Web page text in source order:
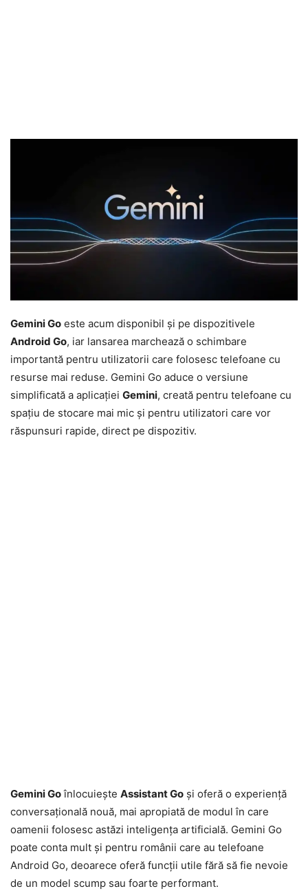
Gemini Go este acum disponibil și pe dispozitivele
Android Go, iar lansarea marchează o schimbare
importantă pentru utilizatorii care folosesc telefoane cu
resurse mai reduse. Gemini Go aduce o versiune
simplificată a aplicației Gemini, creată pentru telefoane cu
spațiu de stocare mai mic și pentru utilizatori care vor
răspunsuri rapide, direct pe dispozitiv.
Gemini Goînlocuiește Assistant Go și oferă o experiență
conversațională nouă, mai apropiată de modul în care
oamenii folosesc astăzi inteligența artificială. Gemini Go
poate conta mult și pentru românii care au telefoane
Android Go, deoarece oferă funcții utile fără să fie nevoie
de un model scump sau foarte performant.